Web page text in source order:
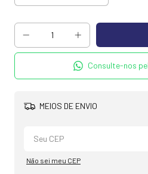
Consulte-nos
MEIOS DE ENVIO
Não sei meu CEP